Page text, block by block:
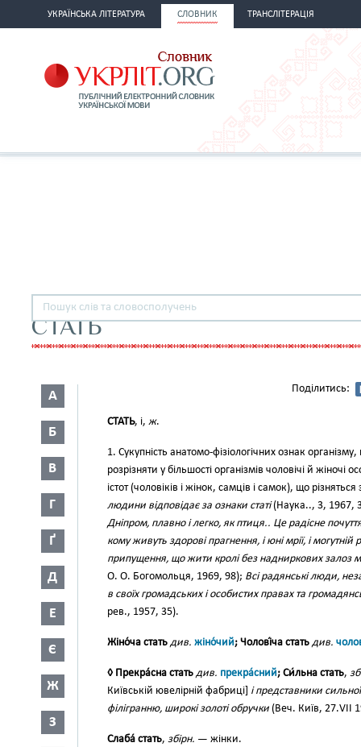
УКРАЇНСЬКА ЛІТЕРАТУРА СЛОВНИК ТРАНСЛІТЕРАЦІЯ
СТАТЬ
А
Б
В
Г
Ґ
Д
Е
Є
Ж
З
Поділитись:
СТАТЬ, і, ж.
1. Сукупність анатомо-фізіологічних ознак
розрізняти у більшості організмів чоловічі й
істот (чоловіків і жінок, самців і самок), що
людини відповідає за ознаки статі(Наука.., 3, 1967,
Дніпром, плавно і легко, як птиця.. Це радісне
кому живуть здорові прагнення, і юні мрії, і могутній
припущення, що жити кролі без надниркових залоз
О. О. Богомольця, 1969, 98); Всі радянські люди,
в своїх громадських і особистих правах та
рев., 1957, 35).
Жіно́ча стать див. жіно́чий; Чолові́ча стать див.
◊ Прекра́сна стать див. прекра́сний; Си́льна стать,
Київській ювелірній фабриці] і представники
філігранню, широкі золоті обручки (Веч. Київ, 27.VII
Слаба́ стать, збірн. — жінки.